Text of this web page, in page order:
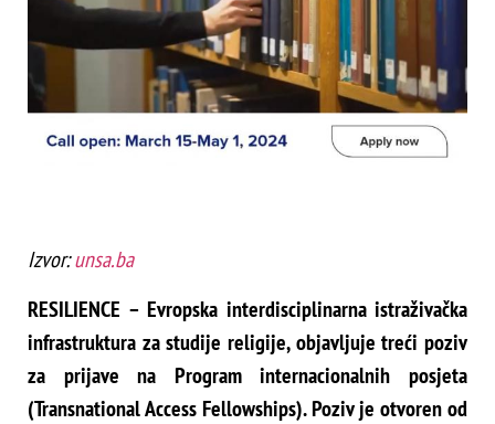
Izvor:unsa.ba
RESILIENCE – Evropska interdisciplinarna istraživačka
infrastruktura za studije religije, objavljuje treći poziv
za prijave na Program internacionalnih posjeta
(Transnational Access Fellowships). Poziv je otvoren od